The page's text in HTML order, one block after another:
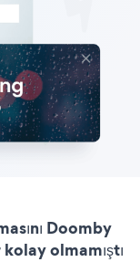
Doomby
olmamıştı